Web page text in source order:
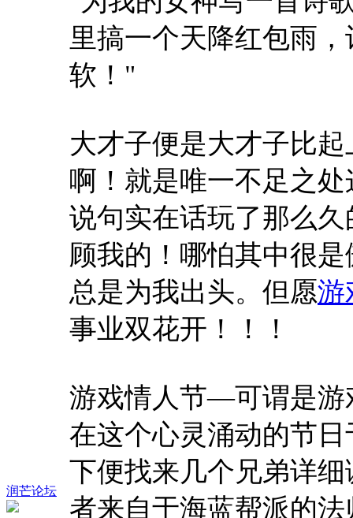
润芒论坛
里搞一个天降红包雨
软！"
大才子便是大才子比
啊！就是唯一不足之
说句实在话玩了那么
顾我的！哪怕其中很
总是为我出头。但愿游
事业双花开！！！
游戏情人节—可谓是游
在这个心灵涌动的节
下便找来几个兄弟详
者来自于海蓝帮派的